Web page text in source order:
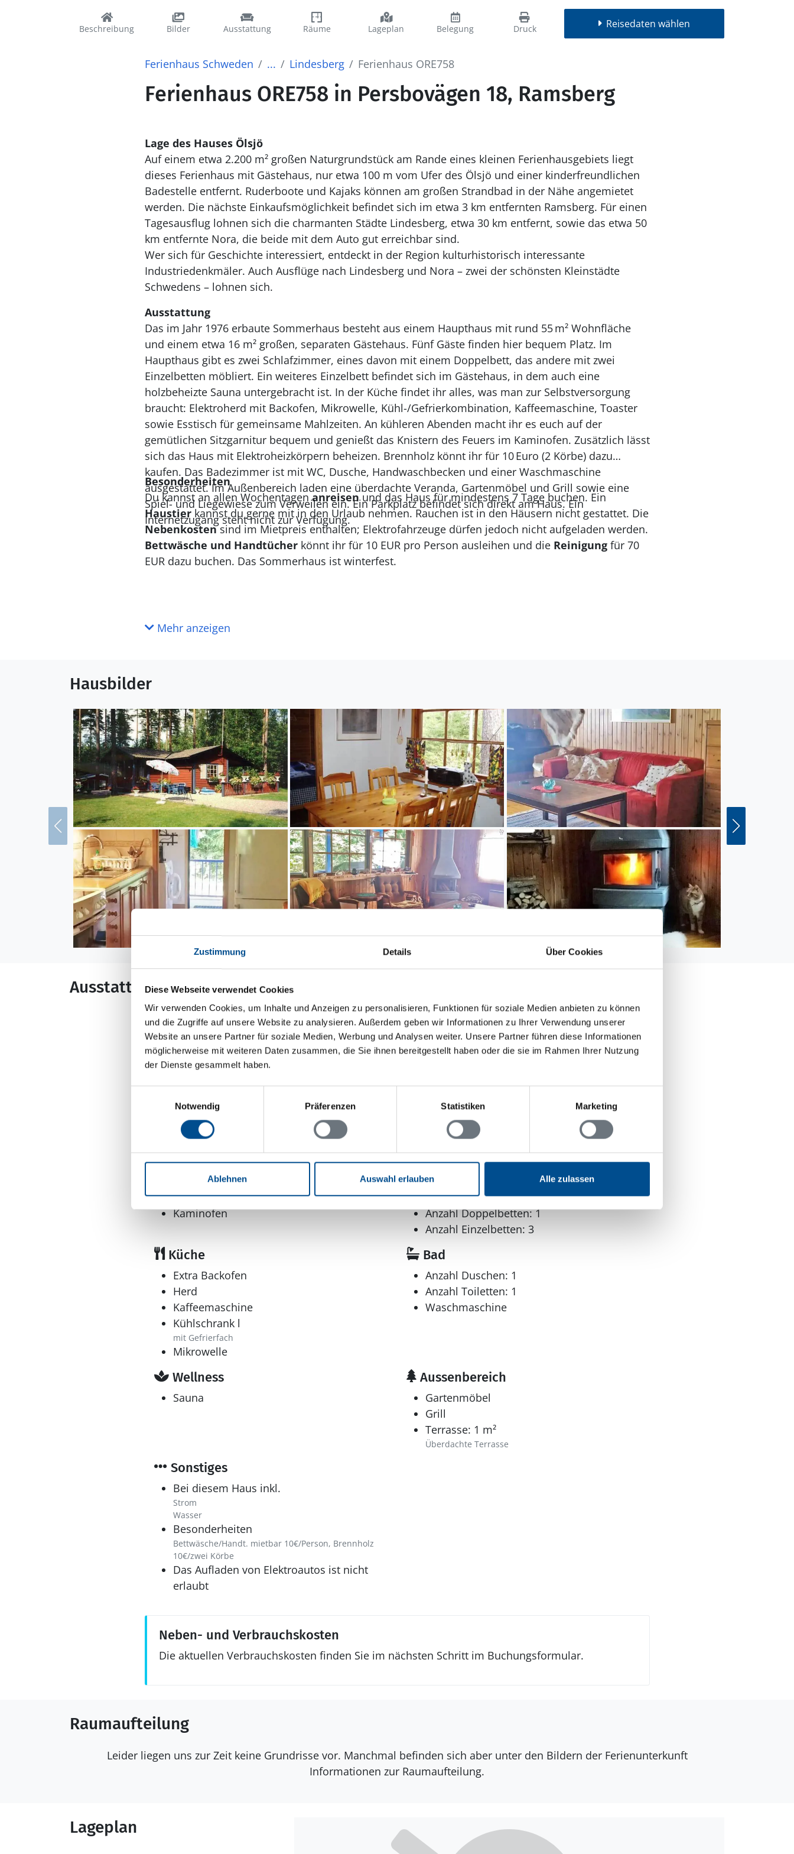
Zustimmung Details Über Cookies
Diese Webseite verwendet Cookies
Wir verwenden Cookies, um Inhalte und Anzeigen zu personalisieren, Funktionen für soziale Medien anbieten zu können
und die Zugriffe auf unsere Website zu analysieren. Außerdem geben wir Informationen zu Ihrer Verwendung unserer
Website an unsere Partner für soziale Medien, Werbung und Analysen weiter. Unsere Partner führen diese Informationen
möglicherweise mit weiteren Daten zusammen, die Sie ihnen bereitgestellt haben oder die sie im Rahmen Ihrer Nutzung
der Dienste gesammelt haben.
Notwendig
Präferenzen Statistiken Marketing
Ablehnen Auswahl erlauben Alle zulassen
Beschreibung Bilder Ausstattung Räume Lageplan Belegung Druck Reisedaten wählen
Ferienhaus Schweden ... Lindesberg Ferienhaus ORE758
Ferienhaus ORE758 in Persbovägen 18, Ramsberg
Lage des Hauses Ölsjö
Auf einem etwa 2.200 m² großen Naturgrundstück am Rande eines kleinen Ferienhausgebiets liegt
dieses Ferienhaus mit Gästehaus, nur etwa 100 m vom Ufer des Ölsjö und einer kinderfreundlichen
Badestelle entfernt. Ruderboote und Kajaks können am großen Strandbad in der Nähe angemietet
werden. Die nächste Einkaufsmöglichkeit befindet sich im etwa 3 km entfernten Ramsberg. Für einen
Tagesausflug lohnen sich die charmanten Städte Lindesberg, etwa 30 km entfernt, sowie das etwa 50
km entfernte Nora, die beide mit dem Auto gut erreichbar sind.
Wer sich für Geschichte interessiert, entdeckt in der Region kulturhistorisch interessante
Industriedenkmäler. Auch Ausflüge nach Lindesberg und Nora – zwei der schönsten Kleinstädte
Schwedens – lohnen sich.
Ausstattung
Das im Jahr 1976 erbaute Sommerhaus besteht aus einem Haupthaus mit rund 55 m² Wohnfläche
und einem etwa 16 m² großen, separaten Gästehaus. Fünf Gäste finden hier bequem Platz. Im
Haupthaus gibt es zwei Schlafzimmer, eines davon mit einem Doppelbett, das andere mit zwei
Einzelbetten möbliert. Ein weiteres Einzelbett befindet sich im Gästehaus, in dem auch eine
holzbeheizte Sauna untergebracht ist. In der Küche findet ihr alles, was man zur Selbstversorgung
braucht: Elektroherd mit Backofen, Mikrowelle, Kühl-/Gefrierkombination, Kaffeemaschine, Toaster
sowie Esstisch für gemeinsame Mahlzeiten. An kühleren Abenden macht ihr es euch auf der
gemütlichen Sitzgarnitur bequem und genießt das Knistern des Feuers im Kaminofen. Zusätzlich lässt
sich das Haus mit Elektroheizkörpern beheizen. Brennholz könnt ihr für 10 Euro (2 Körbe) dazu
kaufen. Das Badezimmer ist mit WC, Dusche, Handwaschbecken und einer Waschmaschine
ausgestattet. Im Außenbereich laden eine überdachte Veranda, Gartenmöbel und Grill sowie eine
Spiel- und Liegewiese zum Verweilen ein. Ein Parkplatz befindet sich direkt am Haus. Ein
Internetzugang steht nicht zur Verfügung.
Besonderheiten
Du kannst an allen Wochentagenanreisenund das Haus für mindestens 7 Tage buchen. Ein
Haustier kannst du gerne mit in den Urlaub nehmen. Rauchen ist in den Häusern nicht gestattet. Die
Nebenkostensind im Mietpreis enthalten; Elektrofahrzeuge dürfen jedoch nicht aufgeladen werden.
Bettwäsche und Handtücher könnt ihr für 10 EUR pro Person ausleihen und die Reinigung für 70
EUR dazu buchen. Das Sommerhaus ist winterfest.
Mehr anzeigen
Hausbilder
Ausstattung
Allgemeines
Anbau m²
Anzahl Haustiere maximal: 1
Anzahl Haustiere maximal: 1
Anzahl Personen: 5
Baujahr: 1976
Grundstücksfläche: 2.200 m²
Nichtraucher
Verbrauch inklusive
Wohnfläche: 55 m²
Entfernungen
Abstand Einkauf: 3.000 m
Abstand Strand: 100 m
Wohnbereich
Kaminofen
Schlafbereich
Anzahl Doppelbetten: 1
Anzahl Einzelbetten: 3
Küche
Extra Backofen
Herd
Kaffeemaschine
Kühlschrank l
mit Gefrierfach
Mikrowelle
Bad
Anzahl Duschen: 1
Anzahl Toiletten: 1
Waschmaschine
Wellness
Sauna
Aussenbereich
Gartenmöbel
Grill
Terrasse: 1 m²
Überdachte Terrasse
Sonstiges
Bei diesem Haus inkl.
Strom
Wasser
Besonderheiten
Bettwäsche/Handt. mietbar 10€/Person, Brennholz
10€/zwei Körbe
Das Aufladen von Elektroautos ist nicht
erlaubt
Neben- und Verbrauchskosten
Die aktuellen Verbrauchskosten finden Sie im nächsten Schritt im Buchungsformular.
Raumaufteilung
Leider liegen uns zur Zeit keine Grundrisse vor. Manchmal befinden sich aber unter den Bildern der Ferienunterkunft
Informationen zur Raumaufteilung.
Lageplan